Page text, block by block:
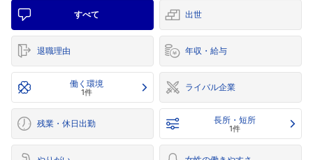
すべて 出世
退職理由 年収・給与
働く環境
1件 ライバル企業
残業・休日出勤 長所・短所
1件